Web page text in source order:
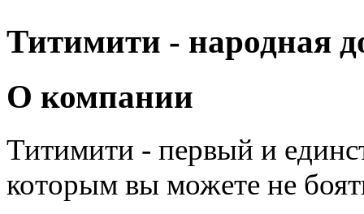
Титимити - народная
О компании
Титимити - первый и
которым вы можете не